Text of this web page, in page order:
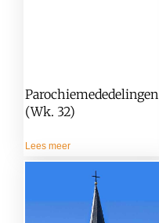
Parochiemededelingen
(wk. 32)
Lees meer